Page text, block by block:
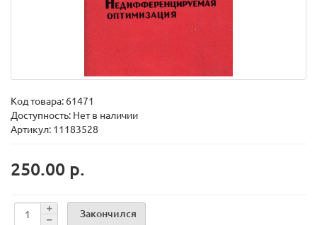
Код товара: 61471
Доступность: Нет в наличии
Артикул: 11183528
250.00 р.
Закончился